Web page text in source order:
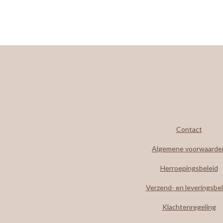
Contact
Algemene
Herroepingsbeleid
Verzend- en
Klachtenregeling